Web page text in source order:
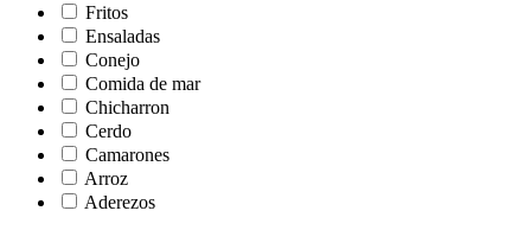
Fritos
Ensaladas
Conejo
Comida de mar
Chicharron
Cerdo
Camarones
Arroz
Aderezos